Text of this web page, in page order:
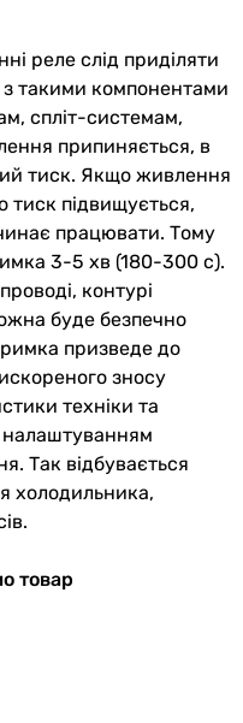
реле слід приділяти
з такими компонентами
спліт-системам,
припиняється, в
тиск. Якщо живлення
тиск підвищується,
працювати. Тому
3-5 хв (180-300 с).
контурі
буде безпечно
призведе до
зносу
техніки та
налаштуванням
Так відбувається
холодильника,
товар